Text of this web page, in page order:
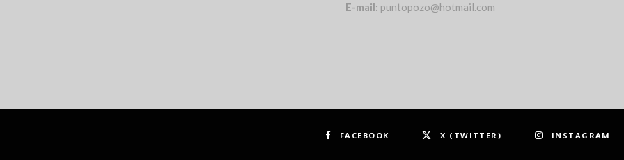
E-mail: puntopozo@hotmail.com
FACEBOOK X (TWITTER) INSTAGRAM